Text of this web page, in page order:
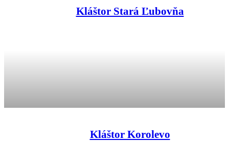
Kláštor Stará Ľubovňa
Kláštor Korolevo